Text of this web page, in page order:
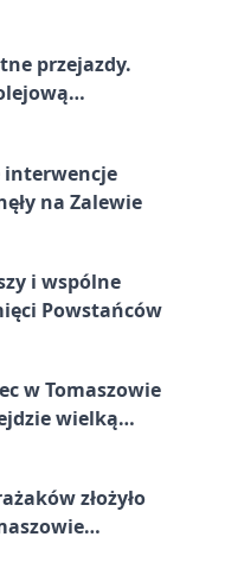
przejazdy.
interwencje
na Zalewie
i wspólne
Powstańców
w Tomaszowie
wielką
złożyło